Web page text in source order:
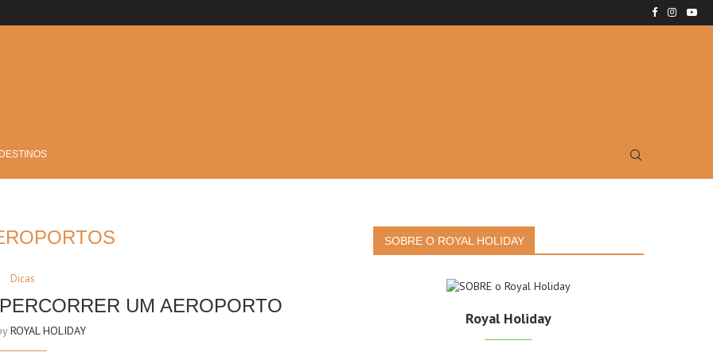
Dicas
UM AEROPORTO
ROYAL HOLIDAY
SOBRE O ROYAL HOLIDAY
Royal Holiday